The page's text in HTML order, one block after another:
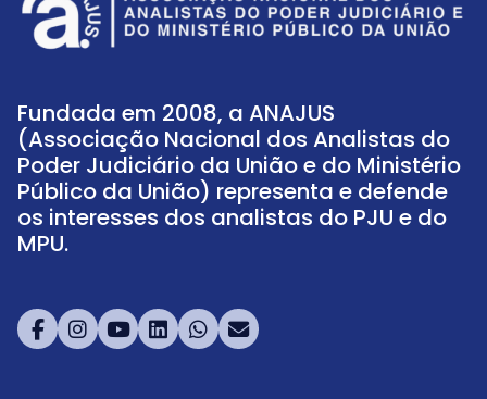
Fundada em 2008, a ANAJUS
(Associação Nacional dos Analistas do
Poder Judiciário da União e do Ministério
Público da União) representa e defende
os interesses dos analistas do PJU e do
MPU.